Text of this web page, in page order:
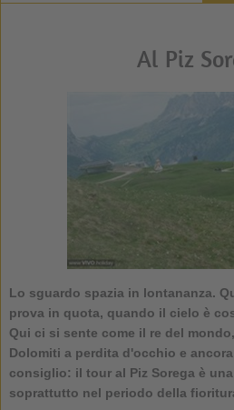
Al Piz
Lo sguardo spazia in lontananza.
prova in quota, quando il cielo è
Qui ci si sente come il re del
Dolomiti a perdita d'occhio e
consiglio: il tour al Piz Sorega è
soprattutto nel periodo della